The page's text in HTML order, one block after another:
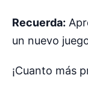
Recuerda:
un nuevo
¡Cuanto más